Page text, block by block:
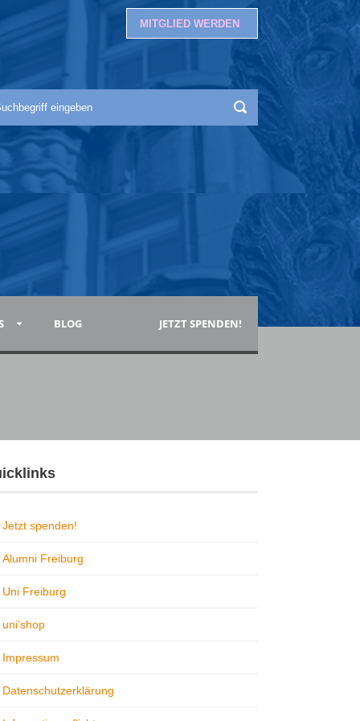
MITGLIED WERDEN
BLOG JETZT SPENDEN!
Jetzt spenden!
Alumni Freiburg
Uni Freiburg
uni’shop
Impressum
Datenschutzerklärung